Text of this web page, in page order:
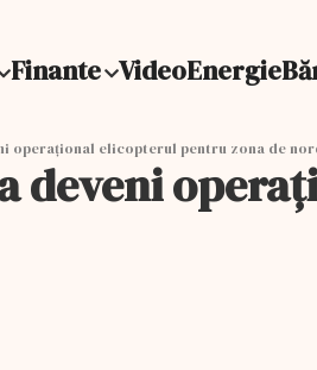
Finante VideoEnergie
operațional elicopterul pentru zona de
deveni